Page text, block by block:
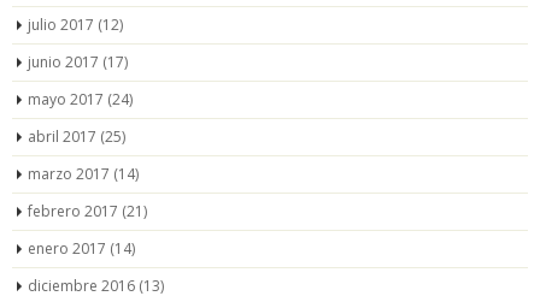
julio 2017 (12)
junio 2017 (17)
mayo 2017 (24)
abril 2017 (25)
marzo 2017 (14)
febrero 2017 (21)
enero 2017 (14)
diciembre 2016 (13)